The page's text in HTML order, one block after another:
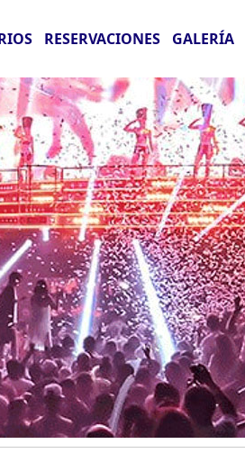
RESERVACIONES GALERÍA